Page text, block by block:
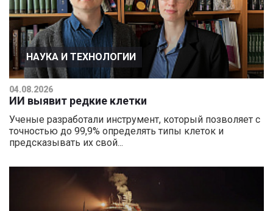
НАУКА И ТЕХНОЛОГИИ
04.08.2026
ИИ выявит редкие клетки
Ученые разработали инструмент, который позволяет с
точностью до 99,9% определять типы клеток и
предсказывать их свой...